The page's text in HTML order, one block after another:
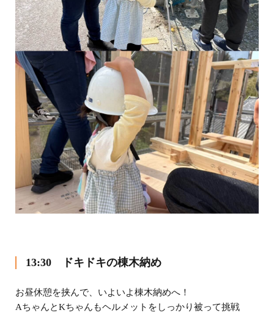
13:30 ドキドキの棟木納め
お昼休憩を挟んで、いよいよ棟木納めへ！
AちゃんとKちゃんもヘルメットをしっかり被って挑戦